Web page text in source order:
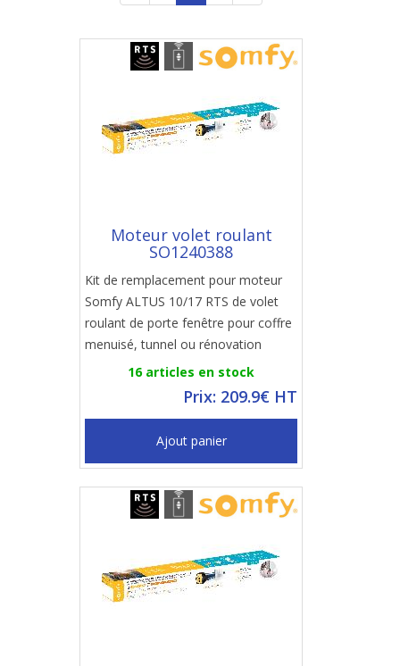
Moteur volet roulant
SO1240388
Kit de remplacement pour moteur
Somfy ALTUS 10/17 RTS de volet
roulant de porte fenêtre pour coffre
menuisé, tunnel ou rénovation
16 articles en stock
Prix: 209.9€ HT
Ajout panier